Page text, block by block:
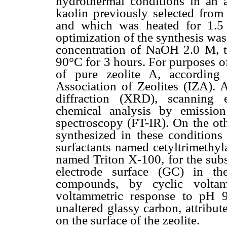
kaolin previously selected
and which was heated for
optimization of the synthesis
concentration of NaOH 2.0 M,
90°C for 3 hours. For purposes
of pure zeolite A,
Association of Zeolites (IZA).
diffraction (XRD), scanning
chemical analysis by
spectroscopy (FT-IR). On the
synthesized in these
surfactants named
named Triton X-100, for the
electrode surface (GC) in
compounds, by cyclic
voltammetric response to
unaltered glassy carbon,
on the surface of the zeolite.